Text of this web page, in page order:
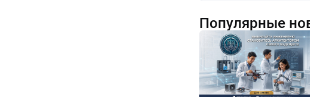
Популярные